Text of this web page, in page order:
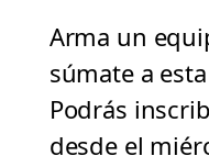
Arma un
súmate a
Podrás
desde el